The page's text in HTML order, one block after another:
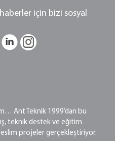
için bizi sosyal
Ant Teknik 1999’dan bu
teknik destek ve eğitim
projeler gerçekleştiriyor.